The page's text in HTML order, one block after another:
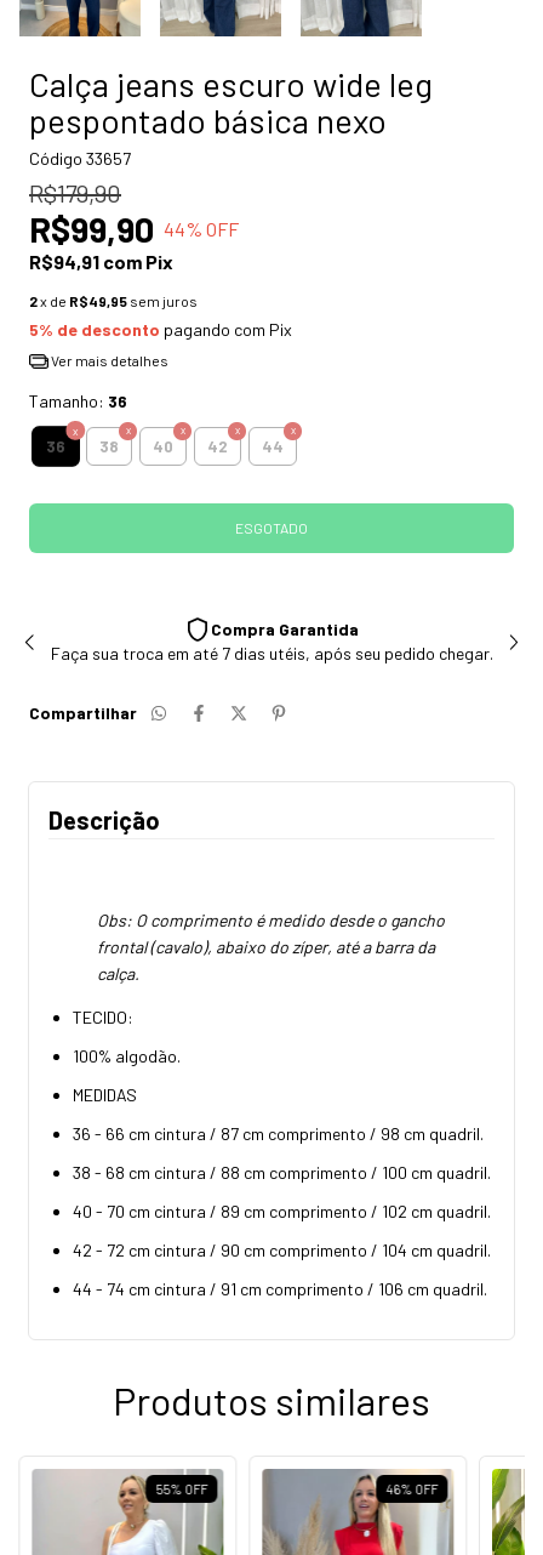
Calça jeans escuro wide leg
pespontado básica nexo
Código 33657
R$179,90
R$99,90 44% OFF
R$94,91 com Pix
2x de R$49,95 sem juros
5% de desconto pagando com Pix
Ver mais detalhes
Tamanho: 36
36 38 40 42 44
Compra Garantida
Faça sua troca em até 7 dias utéis, após seu pedido chegar.
Compartilhar
Descrição
Obs: O comprimento é medido desde o gancho
frontal (cavalo), abaixo do zíper, até a barra da
calça.
TECIDO:
100% algodão.
MEDIDAS
36 - 66 cm cintura / 87 cm comprimento / 98 cm quadril.
38 - 68 cm cintura / 88 cm comprimento / 100 cm quadril.
40 - 70 cm cintura / 89 cm comprimento / 102 cm quadril.
42 - 72 cm cintura / 90 cm comprimento / 104 cm quadril.
44 - 74 cm cintura / 91 cm comprimento / 106 cm quadril.
Produtos similares
55% OFF 46% OFF